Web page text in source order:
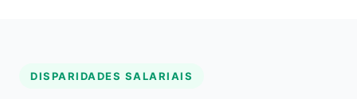
DISPARIDADES SALARIAIS